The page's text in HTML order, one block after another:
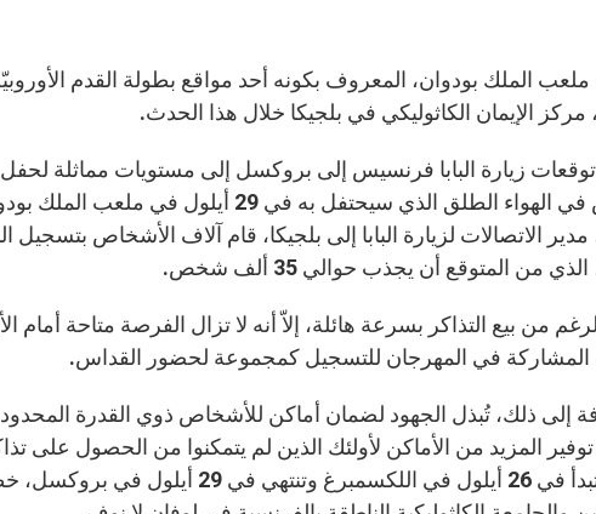
الإيمان الكاثوليكي في بلجيكا خلال هذا الحدث.
زيارة البابا فرنسيس إلى بروكسل إلى مستويات مماثلة لحفل
للقداس في الهواء الطلق الذي سيحتفل
مدير الاتصالات لزيارة البابا إلى بلجيكا، قام آلاف الأشخاص
من المتوقع أن يجذب حوالي 35 ألف شخص.
من بيع التذاكر بسرعة هائلة، إلاّ أنه لا تزال الفرصة متاحة
المشاركة في المهرجان للتسجيل كمجموعة لحضور القداس.
إلى ذلك، تُبذل الجهود لضمان أماكن للأشخاص ذوي القدرة
توفير المزيد من الأماكن لأولئك الذين لم يتمكنوا من الحصول على
التي ستبدأ في 26 أيلول في اللكسمبرغ